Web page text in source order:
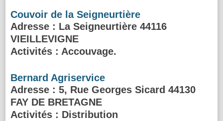
Couvoir de la Seigneurtière
Adresse : La Seigneurtière 44116
VIEILLEVIGNE
Activités : Accouvage.
Bernard Agriservice
Adresse : 5, Rue Georges Sicard 44130
FAY DE BRETAGNE
Activités : Distribution